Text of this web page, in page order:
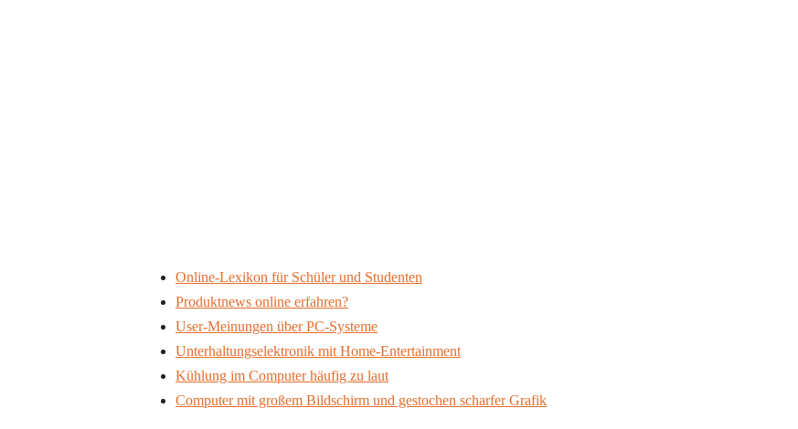
Online-Lexikon für Schüler und Studenten
Produktnews online erfahren?
User-Meinungen über PC-Systeme
Unterhaltungselektronik mit Home-Entertainment
Kühlung im Computer häufig zu laut
Computer mit großem Bildschirm und gestochen scharfer Grafik